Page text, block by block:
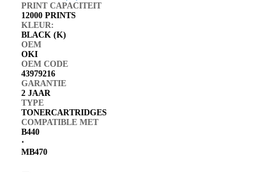
PRINT CAPACITEIT
12000 PRINTS
KLEUR:
BLACK (K)
OEM
OKI
OEM CODE
43979216
GARANTIE
2 JAAR
TYPE
TONERCARTRIDGES
COMPATIBLE MET
B440
⋅
MB470